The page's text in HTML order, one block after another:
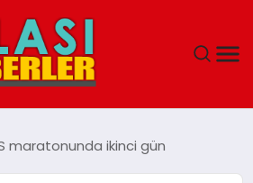
maratonunda ikinci gün